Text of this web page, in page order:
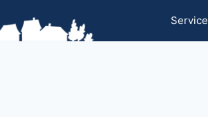
Service